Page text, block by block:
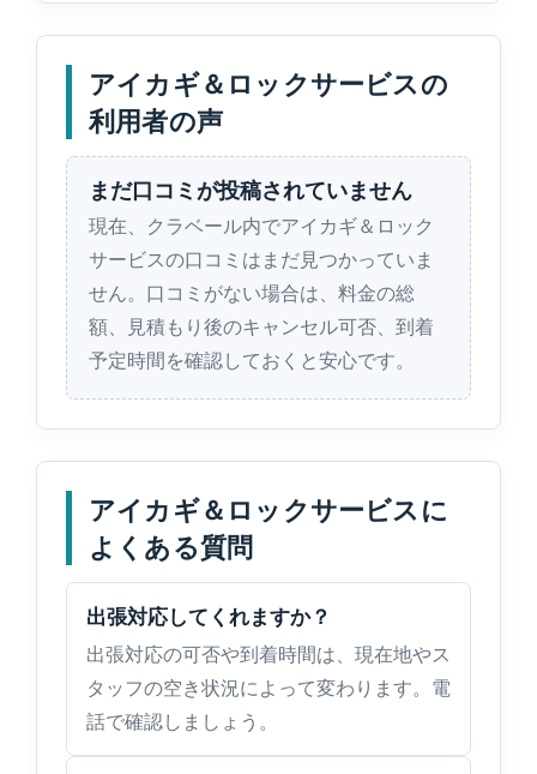
アイカギ＆ロックサービスの
利用者の声
まだ口コミが投稿されていません
現在、クラベール内でアイカギ＆ロック
サービスの口コミはまだ見つかっていま
せん。口コミがない場合は、料金の総
額、見積もり後のキャンセル可否、到着
予定時間を確認しておくと安心です。
アイカギ＆ロックサービスに
よくある質問
出張対応してくれますか？
出張対応の可否や到着時間は、現在地やス
タッフの空き状況によって変わります。電
話で確認しましょう。